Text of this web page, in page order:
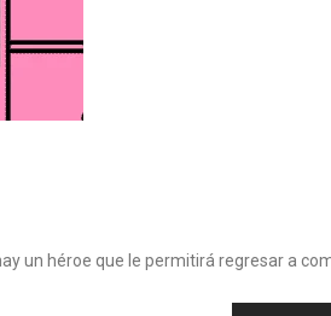
un héroe que le permitirá regresar a